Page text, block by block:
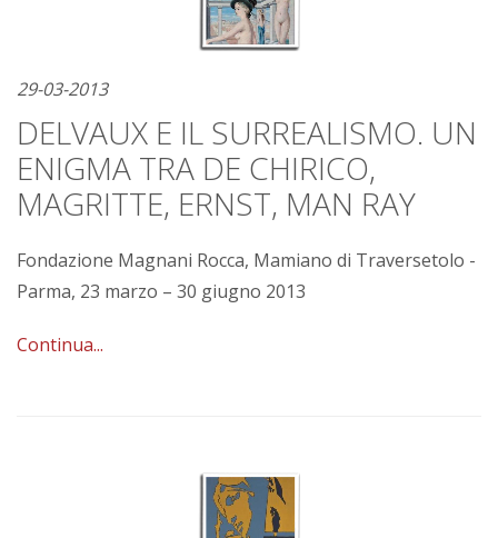
29-03-2013
DELVAUX E IL SURREALISMO. UN
ENIGMA TRA DE CHIRICO,
MAGRITTE, ERNST, MAN RAY
Fondazione Magnani Rocca, Mamiano di Traversetolo -
Parma, 23 marzo – 30 giugno 2013
Continua...